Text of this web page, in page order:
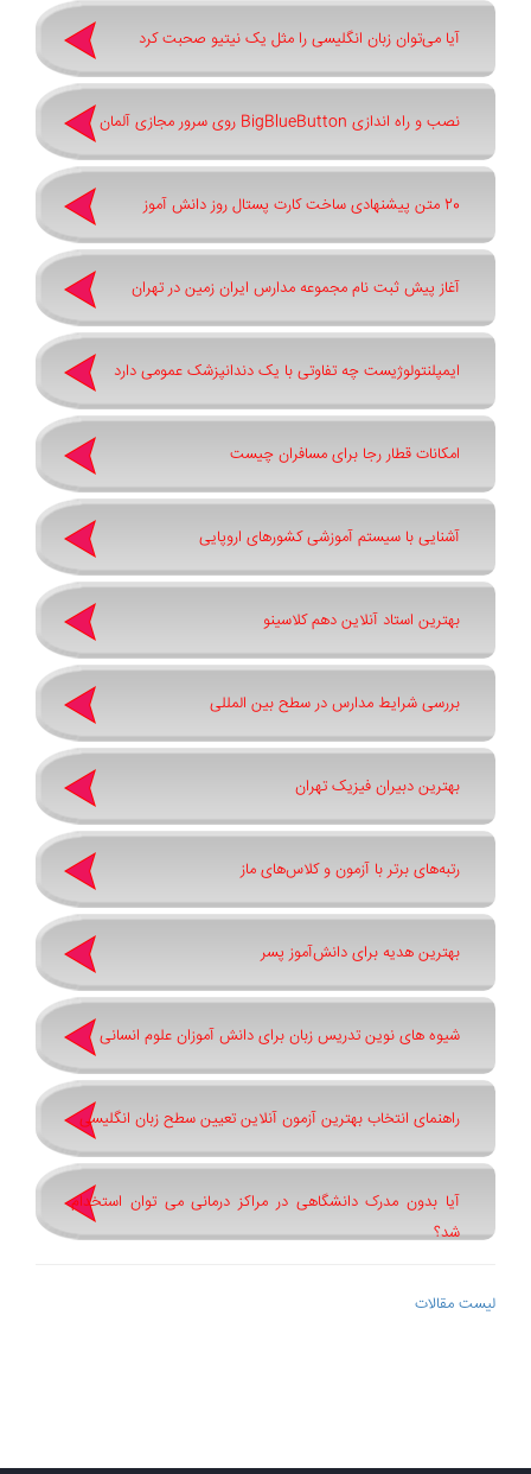
آیا می‌توان زبان انگلیسی را مثل یک نیتیو صحبت کرد
نصب و راه اندازی BigBlueButton روی سرور مجازی آلمان
20 متن پیشنهادی ساخت کارت پستال روز دانش آموز
آغاز پیش ثبت‌ نام مجموعه مدارس ایران زمین در تهران
ایمپلنتولوژیست چه تفاوتی با یک دندانپزشک عمومی دارد
امکانات قطار رجا برای مسافران چیست
آشنایی با سیستم آموزشی کشورهای اروپایی
بهترین استاد آنلاین دهم کلاسینو
بررسی شرایط مدارس در سطح بین المللی
بهترین دبیران فیزیک تهران
رتبه‌های برتر با آزمون و کلاس‌های ماز
بهترین هدیه برای دانش‌آموز پسر
شیوه های نوین تدریس زبان برای دانش آموزان علوم انسانی
راهنمای انتخاب بهترین آزمون آنلاین تعیین سطح زبان انگلیسی
آیا بدون مدرک دانشگاهی در مراکز درمانی می توان استخدام
شد؟
لیست مقالات